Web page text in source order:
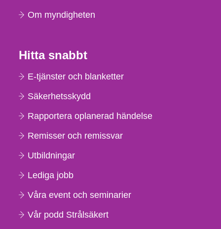
Om myndigheten
Hitta snabbt
E-tjänster och blanketter
Säkerhetsskydd
Rapportera oplanerad händelse
Remisser och remissvar
Utbildningar
Lediga jobb
Våra event och seminarier
Vår podd Strålsäkert